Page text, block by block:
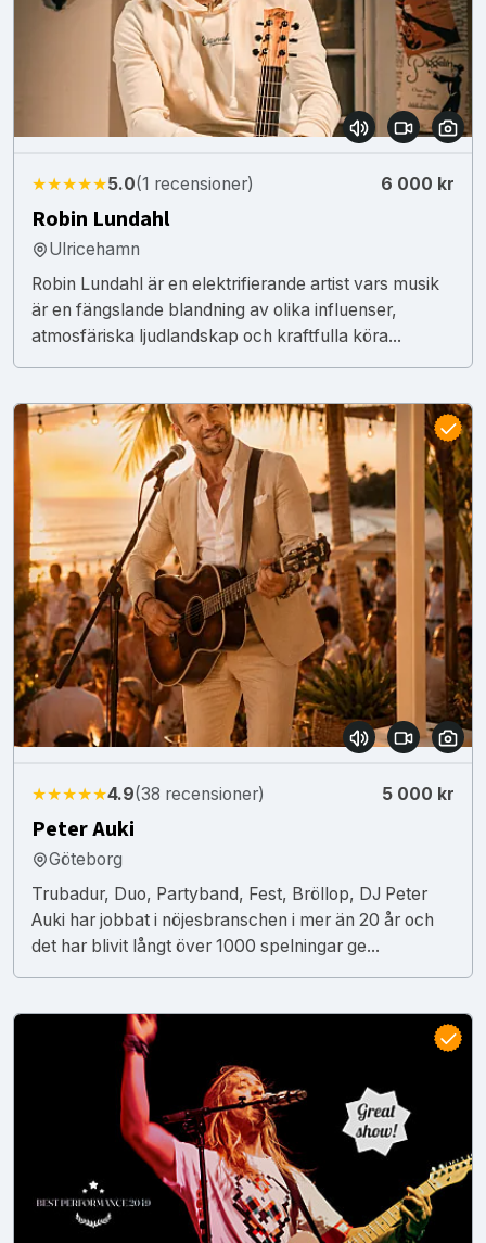
★★★★★5.0(1 recensioner) 6 000 kr
Robin Lundahl
Ulricehamn
Robin Lundahl är en elektrifierande artist vars musik
är en fängslande blandning av olika influenser,
atmosfäriska ljudlandskap och kraftfulla köra...
★★★★★4.9(38 recensioner) 5 000 kr
Peter Auki
Göteborg
Trubadur, Duo, Partyband, Fest, Bröllop, DJ Peter
Auki har jobbat i nöjesbranschen i mer än 20 år och
det har blivit långt över 1000 spelningar ge...